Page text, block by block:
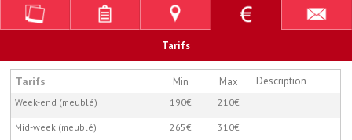
Tarifs
Tarifs Min Max Description
Week-end (meublé) 190€ 210€
Mid-week (meublé) 265€ 310€